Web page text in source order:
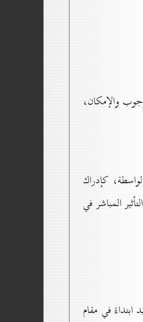
والإمكان،
كإدراك
المباشر في
في مقام